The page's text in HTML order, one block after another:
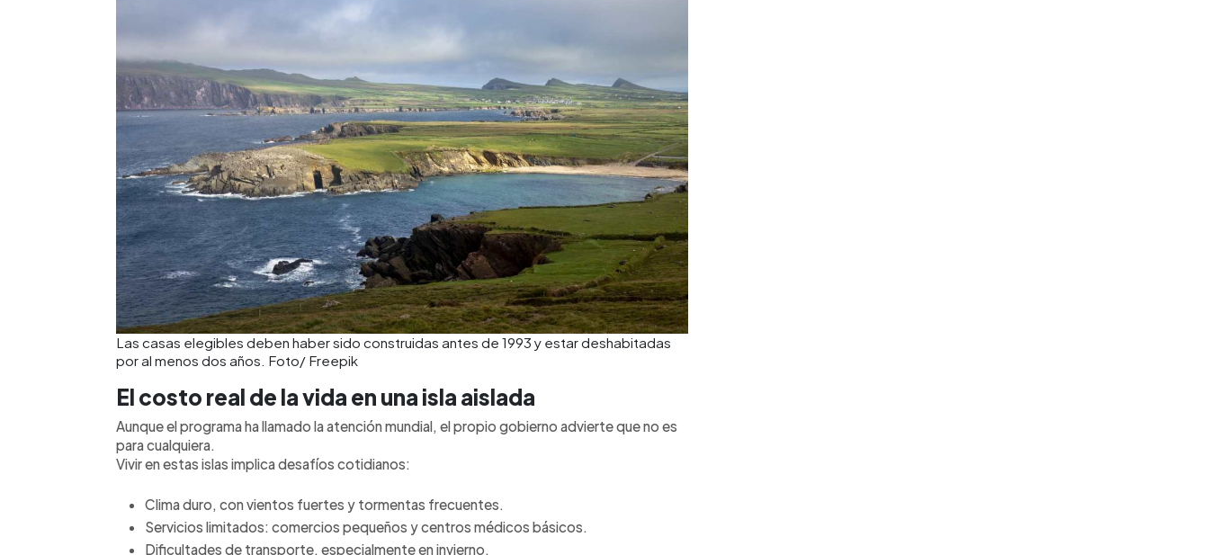
Las casas elegibles deben haber sido construidas antes de 1993 y estar deshabitadas
por al menos dos años. Foto/ Freepik
El costo real de la vida en una isla aislada
Aunque el programa ha llamado la atención mundial, el propio gobierno advierte que no es
para cualquiera.
Vivir en estas islas implica desafíos cotidianos:
Clima duro, con vientos fuertes y tormentas frecuentes.
Servicios limitados: comercios pequeños y centros médicos básicos.
Dificultades de transporte, especialmente en invierno.